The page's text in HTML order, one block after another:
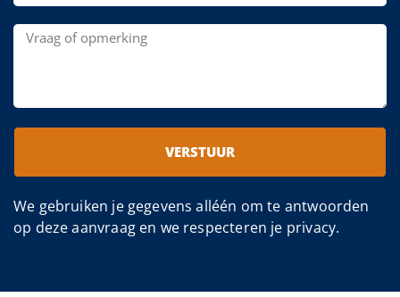
VERSTUUR
We gebruiken je gegevens alléén om te antwoorden
op deze aanvraag en we respecteren je privacy.